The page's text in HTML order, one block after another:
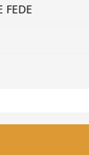
FEDE